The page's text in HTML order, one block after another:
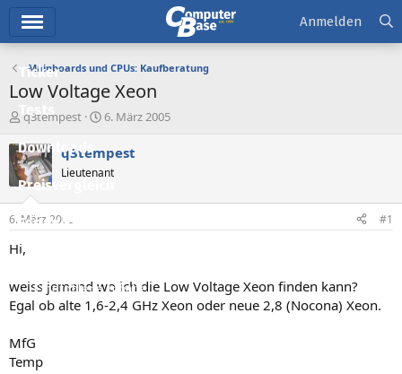
Ticker
Tests
Downloads
Preisvergleich
Forum
Aktuelles
Empfohlene Inhalte
Neueste Aktivitäten
Anmelden
Mainboards und CPUs: Kaufberatung
Low Voltage Xeon
E
s
t
e
l
e
q3tempest
E
s
t
e
t
6. März 2005
q3tempest
Lieutenant
6. März 2005 #1
Hi,
weiss jemand wo ich die Low Voltage Xeon finden kann?
Egal ob alte 1,6-2,4 GHz Xeon oder neue 2,8 (Nocona) Xeon.
MfG
Temp